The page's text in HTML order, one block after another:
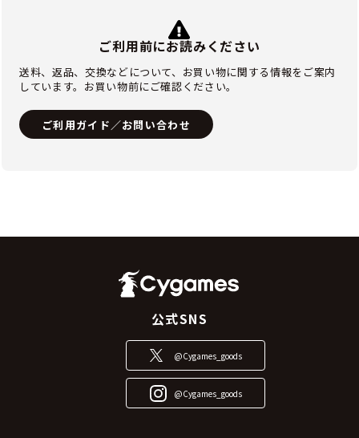
ご利用前にお読みください
送料、返品、交換などについて、お買い物に関する情報をご案内
しています。お買い物前にご確認ください。
ご利用ガイド／お問い合わせ
公式SNS
@Cygames_goods
@Cygames_goods